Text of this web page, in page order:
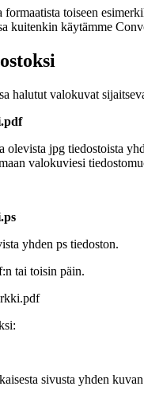
toiseen
kuitenkin käytämme
halutut valokuvat
olevista jpg tiedostoista
valokuviesi
yhden ps tiedoston.
tai toisin päin.
sivusta yhden